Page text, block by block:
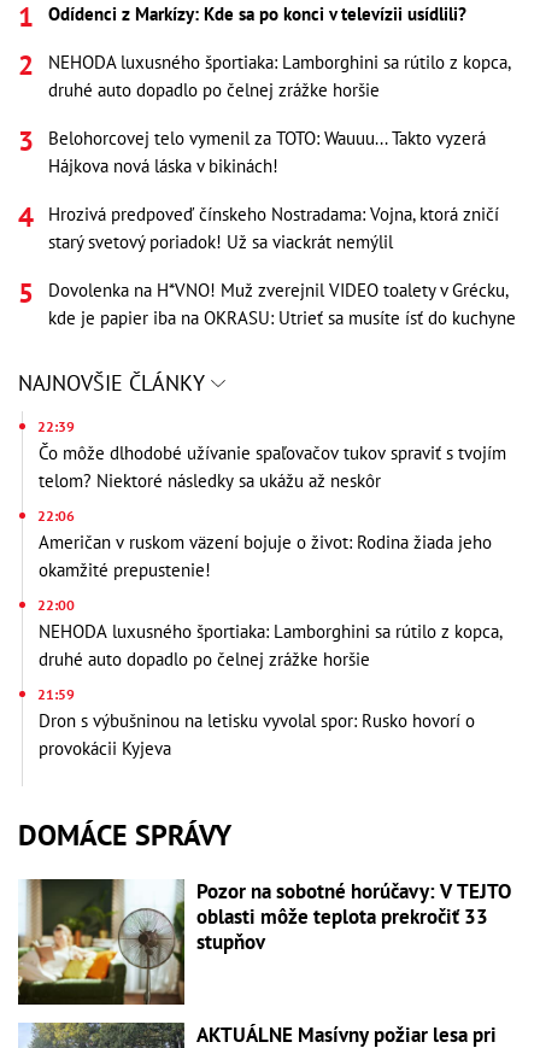
Odídenci z Markízy: Kde sa po konci v televízii usídlili?
NEHODA luxusného športiaka: Lamborghini sa rútilo z kopca,
druhé auto dopadlo po čelnej zrážke horšie
Belohorcovej telo vymenil za TOTO: Wauuu... Takto vyzerá
Hájkova nová láska v bikinách!
Hrozivá predpoveď čínskeho Nostradama: Vojna, ktorá zničí
starý svetový poriadok! Už sa viackrát nemýlil
Dovolenka na H*VNO! Muž zverejnil VIDEO toalety v Grécku,
kde je papier iba na OKRASU: Utrieť sa musíte ísť do kuchyne
NAJNOVŠIE ČLÁNKY
22:39
Čo môže dlhodobé užívanie spaľovačov tukov spraviť s tvojím
telom? Niektoré následky sa ukážu až neskôr
22:06
Američan v ruskom väzení bojuje o život: Rodina žiada jeho
okamžité prepustenie!
22:00
NEHODA luxusného športiaka: Lamborghini sa rútilo z kopca,
druhé auto dopadlo po čelnej zrážke horšie
21:59
Dron s výbušninou na letisku vyvolal spor: Rusko hovorí o
provokácii Kyjeva
DOMÁCE SPRÁVY
Pozor na sobotné horúčavy: V TEJTO
oblasti môže teplota prekročiť 33
stupňov
AKTUÁLNE Masívny požiar lesa pri